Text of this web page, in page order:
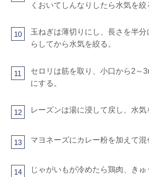
くおいてしんなりしたら水気を絞
10
玉ねぎは薄切りにし、長さを半分
らしてから水気を絞る。
11
セロリは筋を取り、小口から2～
にする。
12 レーズンは湯に浸して戻し、水気
13 マヨネーズにカレー粉を加えて混
14
じゃがいもが冷めたら鶏肉、きゅ